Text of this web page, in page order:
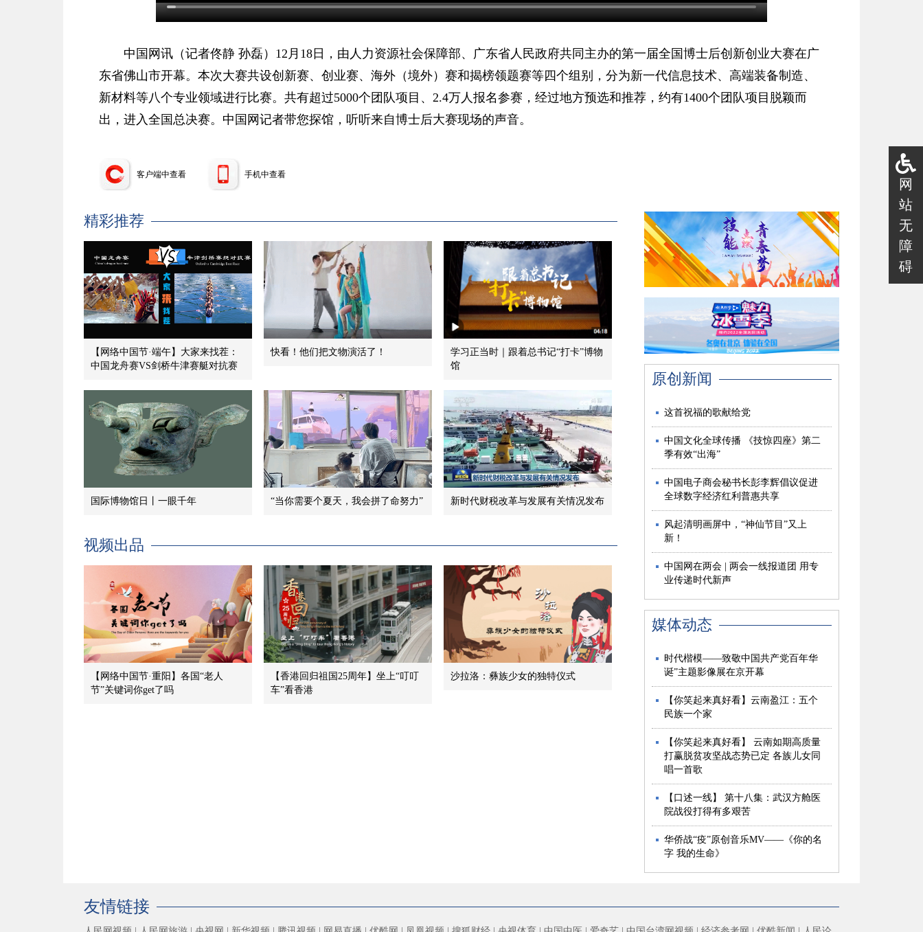
中国网讯（记者佟静 孙磊）12月18日，由人力资源社会保障部、广东省人民政府共同主办的第一届全国博士后创新创业大赛在广
东省佛山市开幕。本次大赛共设创新赛、创业赛、海外（境外）赛和揭榜领题赛等四个组别，分为新一代信息技术、高端装备制造、
新材料等八个专业领域进行比赛。共有超过5000个团队项目、2.4万人报名参赛，经过地方预选和推荐，约有1400个团队项目脱颖而
出，进入全国总决赛。中国网记者带您探馆，听听来自博士后大赛现场的声音。
客户端中查看 手机中查看
网
站
无
障
碍